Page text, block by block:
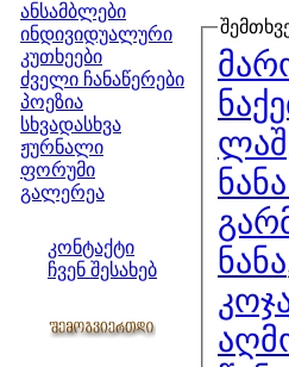
ანსამბლები
ინდივიდუალური
კუთხეები
ძველი ჩანაწერები
პოეზია
სხვადასხვა
ჟურნალი
ფორუმი
გალერეა
კონტაქტი
ჩვენ შესახებ
ნანა
ნანა